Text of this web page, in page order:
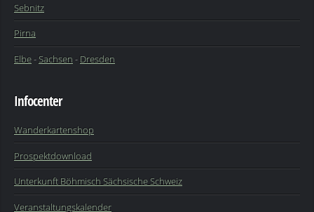
Sebnitz
Pirna
Elbe-Sachsen - Dresden
Infocenter
Wanderkartenshop
Prospektdownload
Unterkunft Böhmisch Sächsische Schweiz
Veranstaltungskalender